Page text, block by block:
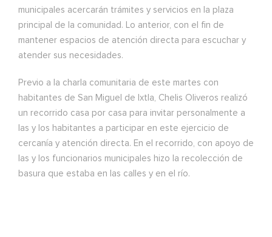
municipales acercarán trámites y servicios en la plaza
principal de la comunidad. Lo anterior, con el fin de
mantener espacios de atención directa para escuchar y
atender sus necesidades.
Previo a la charla comunitaria de este martes con
habitantes de San Miguel de Ixtla, Chelis Oliveros realizó
un recorrido casa por casa para invitar personalmente a
las y los habitantes a participar en este ejercicio de
cercanía y atención directa. En el recorrido, con apoyo de
las y los funcionarios municipales hizo la recolección de
basura que estaba en las calles y en el río.